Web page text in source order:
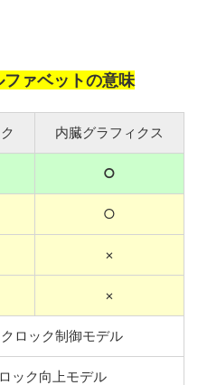
ァベットの意味
内臓グラフィクス
○
○
×
×
ロック制御モデル
ック向上モデル